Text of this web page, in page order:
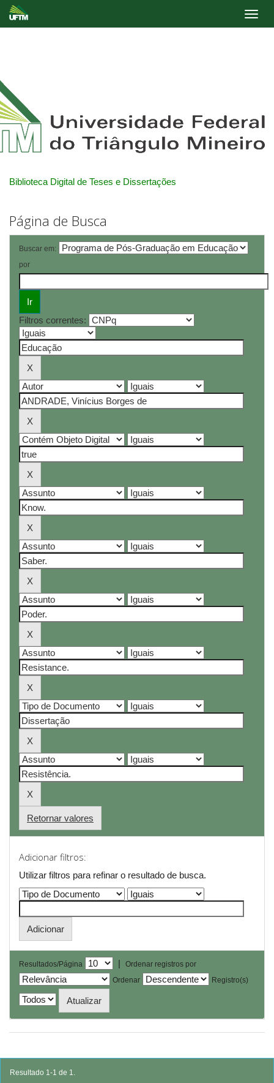
Biblioteca Digital de Teses e Dissertações
Página de Busca
Buscar em:
por
Filtros correntes:
Retornar valores
Adicionar filtros:
Utilizar filtros para refinar o resultado de busca.
Resultados/Página |
Ordenar registros por
Ordenar
Registro(s)
Resultado 1-1 de 1.